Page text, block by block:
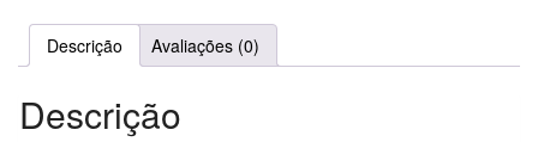
Descrição Avaliações (0)
Descrição